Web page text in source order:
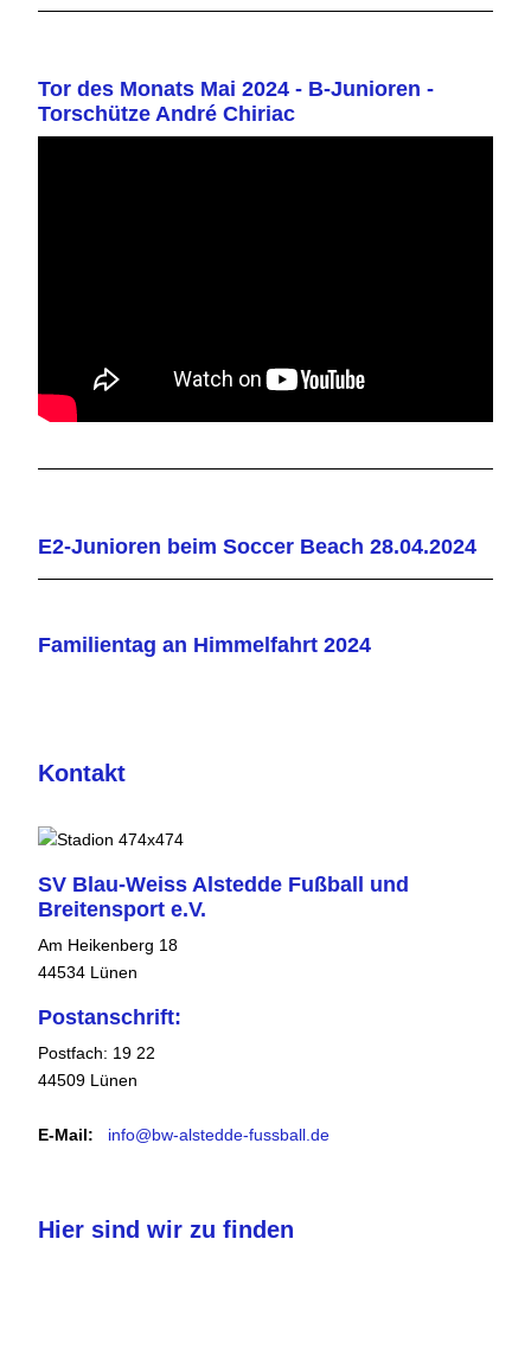
Tor des Monats Mai 2024 - B-Junioren -
Torschütze André Chiriac
E2-Junioren beim Soccer Beach 28.04.2024
Familientag an Himmelfahrt 2024
Kontakt
SV Blau-Weiss Alstedde Fußball und
Breitensport e.V.
Am Heikenberg 18
44534 Lünen
Postanschrift:
Postfach: 19 22
44509 Lünen
E-Mail: info@bw-alstedde-fussball.de
Hier sind wir zu finden